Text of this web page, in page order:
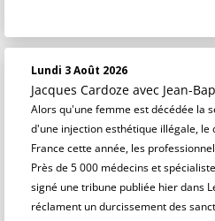
Lundi 3 Août 2026
Jacques Cardoze avec Jean-
Alors qu'une femme est décédée la
d'une injection esthétique illégale, le
France cette année, les
Près de 5 000 médecins et
signé une tribune publiée hier dans
réclament un durcissement des